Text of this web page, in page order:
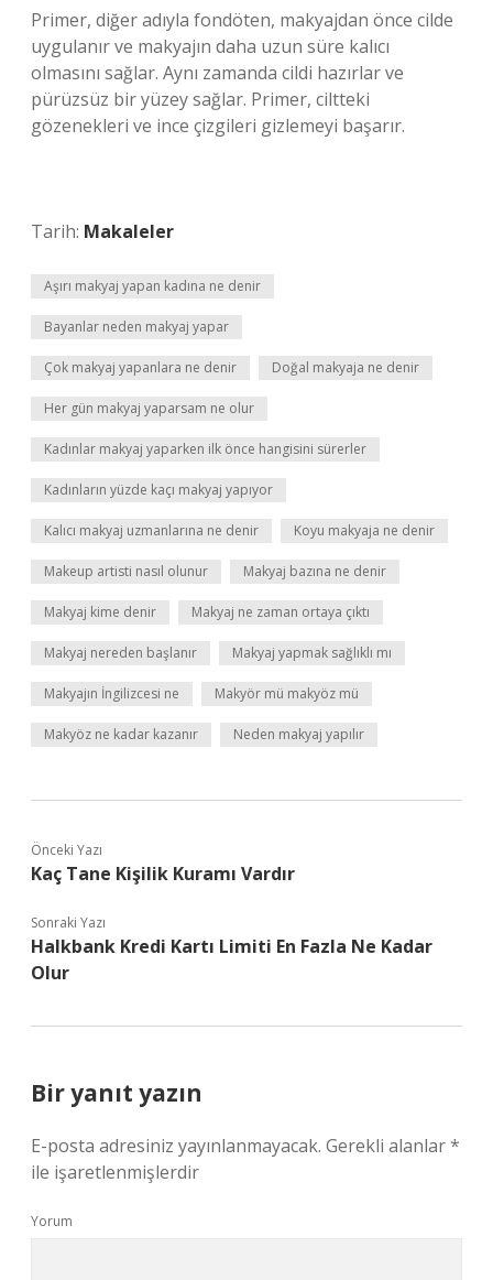
Primer, diğer adıyla fondöten, makyajdan önce cilde
uygulanır ve makyajın daha uzun süre kalıcı
olmasını sağlar. Aynı zamanda cildi hazırlar ve
pürüzsüz bir yüzey sağlar. Primer, ciltteki
gözenekleri ve ince çizgileri gizlemeyi başarır.
Tarih: Makaleler
Aşırı makyaj yapan kadına ne denir
Bayanlar neden makyaj yapar
Çok makyaj yapanlara ne denir Doğal makyaja ne denir
Her gün makyaj yaparsam ne olur
Kadınlar makyaj yaparken ilk önce hangisini sürerler
Kadınların yüzde kaçı makyaj yapıyor
Kalıcı makyaj uzmanlarına ne denir Koyu makyaja ne denir
Makeup artisti nasıl olunur Makyaj bazına ne denir
Makyaj kime denir Makyaj ne zaman ortaya çıktı
Makyaj nereden başlanır Makyaj yapmak sağlıklı mı
Makyajın İngilizcesi ne Makyör mü makyöz mü
Makyöz ne kadar kazanır Neden makyaj yapılır
Önceki Yazı
Kaç Tane Kişilik Kuramı Vardır
Sonraki Yazı
Halkbank Kredi Kartı Limiti En Fazla Ne Kadar
Olur
Bir yanıt yazın
E-posta adresiniz yayınlanmayacak. Gerekli alanlar*
ile işaretlenmişlerdir
Yorum